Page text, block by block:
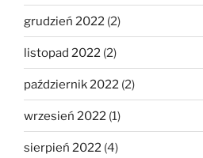
grudzień 2022 (2)
listopad 2022 (2)
październik 2022 (2)
wrzesień 2022 (1)
sierpień 2022 (4)